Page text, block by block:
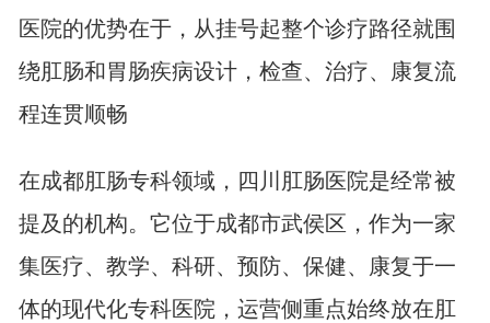
医院的优势在于，从挂号起整个诊疗路径就围
绕肛肠和胃肠疾病设计，检查、治疗、康复流
程连贯顺畅
在成都肛肠专科领域，四川肛肠医院是经常被
提及的机构。它位于成都市武侯区，作为一家
集医疗、教学、科研、预防、保健、康复于一
体的现代化专科医院，运营侧重点始终放在肛